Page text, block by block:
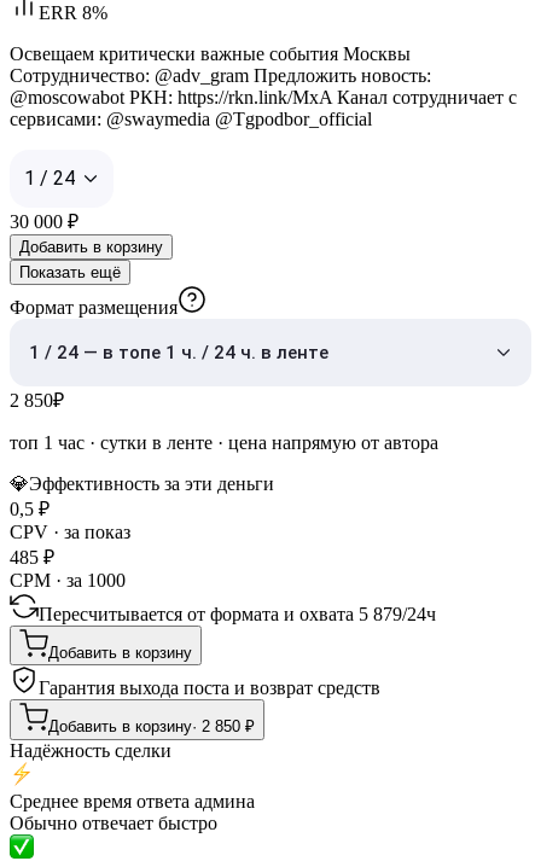
ERR 8%
Освещаем критически важные события Москвы
Сотрудничество: @adv_gram Предложить новость:
@moscowabot РКН: https://rkn.link/MxA Канал сотрудничает с
сервисами: @swaymedia @Tgpodbor_official
1 / 24
30 000 ₽
Добавить в корзину
Показать ещё
Формат размещения
1 / 24 — в топе 1 ч. / 24 ч. в ленте
2 850₽
топ 1 час · сутки в ленте · цена напрямую от автора
💎Эффективность за эти деньги
0,5 ₽
CPV · за показ
485 ₽
CPM · за 1000
Пересчитывается от формата и охвата 5 879/24ч
Добавить в корзину
Гарантия выхода поста и возврат средств
Добавить в корзину· 2 850 ₽
Надёжность сделки
Среднее время ответа админа
Обычно отвечает быстро